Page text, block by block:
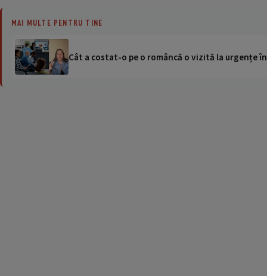
MAI MULTE PENTRU TINE
Cât a costat-o pe o româncă o vizită la urgențe